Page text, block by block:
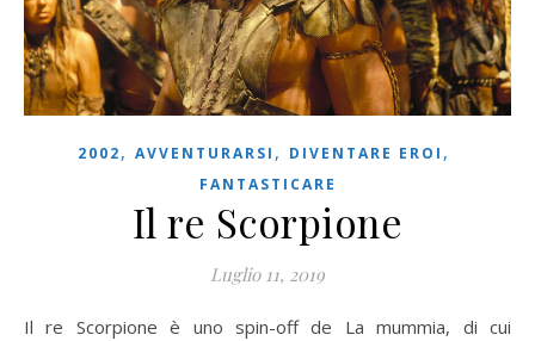
2002, AVVENTURARSI , DIVENTARE EROI ,
FANTASTICARE
Il re Scorpione
Luglio 11, 2019
Il re Scorpione è uno spin-off de La mummia, di cui